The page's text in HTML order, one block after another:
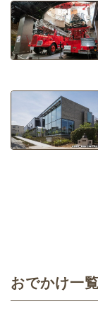
おでかけ一